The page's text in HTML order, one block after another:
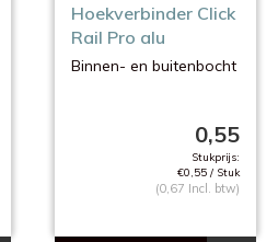
Hoekverbinder Click
Rail Pro alu
Binnen- en buitenbocht
0,55
Stukprijs:
€0,55 / Stuk
(0,67 Incl. btw)